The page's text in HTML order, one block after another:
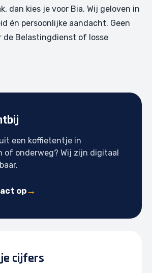
dan kies je voor Bia. Wij geloven in
én persoonlijke aandacht. Geen
de Belastingdienst of losse
een koffietentje in
of onderweg? Wij zijn digitaal
op
cijfers